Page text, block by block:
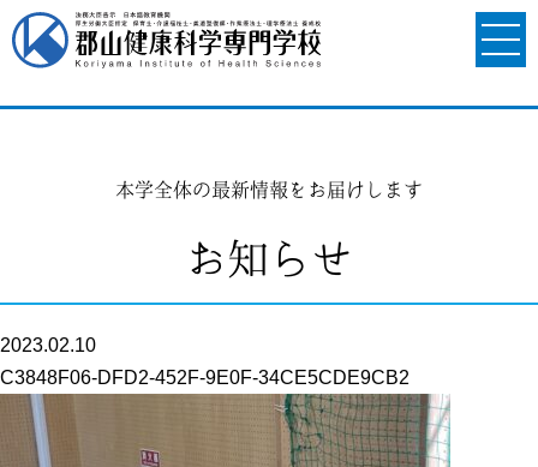
本学全体の最新情報をお届けします
お知らせ
2023.02.10
C3848F06-DFD2-452F-9E0F-34CE5CDE9CB2